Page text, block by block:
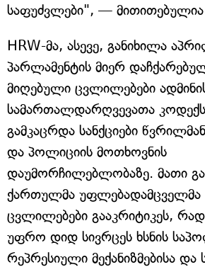
საფუძვლები", — მითითებულია
HRW-მა, ასევე, განიხილა
პარლამენტის მიერ
მიღებული ცვლილებები
სამართალდარღვევათა
გამკაცრდა სანქციები
და პოლიციის მოთხოვნის
დაუმორჩილებლობაზე. მათი
ქართულმა უფლებადამცველმა
ცვლილებები გააკრიტიკეს,
უფრო დიდ სივრცეს ხსნის
რეპრესიული მექანიზმებისა და